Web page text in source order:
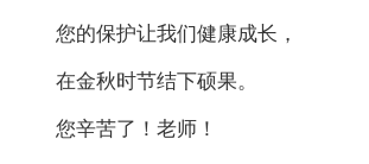
您的保护让我们健康成长，
在金秋时节结下硕果。
您辛苦了！老师！